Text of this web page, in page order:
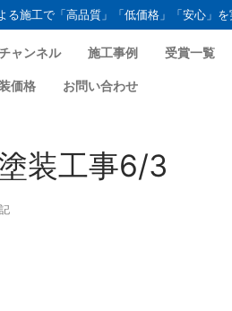
施工で「高品質」「低価格」「安心」を
ャンネル 施工事例 受賞一覧
価格 お問い合わせ
装工事6/3